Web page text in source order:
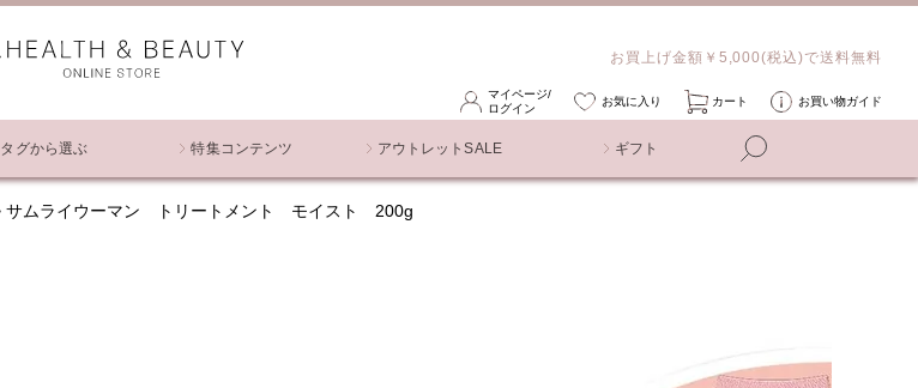
お買上げ金額￥5,000(税込)で送料無料
マイページ/
ログイン
お気に入り カート お買い物ガイド
タグから選ぶ 特集コンテンツ アウトレットSALE ギフト
サムライウーマン トリートメント モイスト 200g